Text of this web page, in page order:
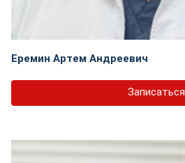
Еремин Артем Андреевич
Записаться